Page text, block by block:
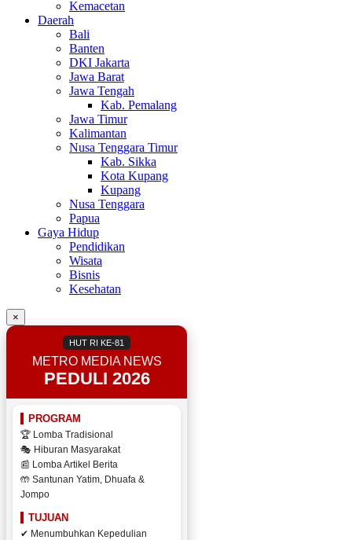
Kemacetan
Daerah
Bali
Banten
DKI Jakarta
Jawa Barat
Jawa Tengah
Kab. Pemalang
Jawa Timur
Kalimantan
Nusa Tenggara Timur
Kab. Sikka
Kota Kupang
Kupang
Nusa Tenggara
Papua
Gaya Hidup
Pendidikan
Wisata
Bisnis
Kesehatan
×
HUT RI KE-81
METRO MEDIA NEWS
PEDULI 2026
PROGRAM
🏆 Lomba Tradisional
🎭 Hiburan Masyarakat
📰 Lomba Artikel Berita
🤲 Santunan Yatim, Dhuafa &
Jompo
TUJUAN
✔ Menumbuhkan Kepedulian